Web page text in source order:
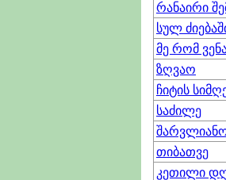
რანაირი
სულ
მე რომ
ზღვაო
ჩიტის
საძილე
თიბათვე
კეთილი